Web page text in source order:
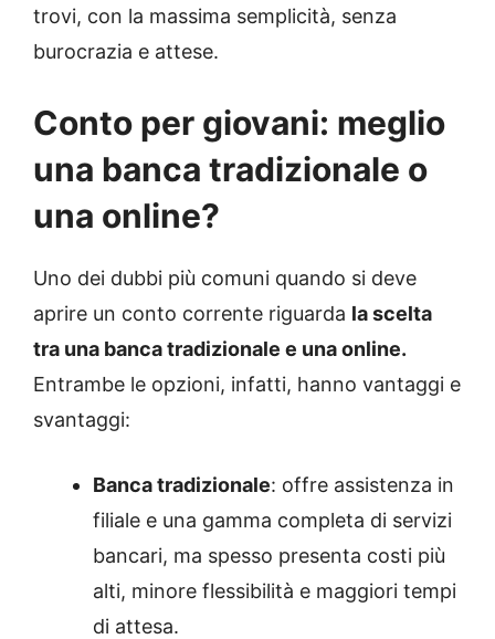
trovi, con la massima semplicità, senza
burocrazia e attese.
Conto per giovani: meglio
una banca tradizionale o
una online?
Uno dei dubbi più comuni quando si deve
aprire un conto corrente riguarda la scelta
tra una banca tradizionale e una online.
Entrambe le opzioni, infatti, hanno vantaggi e
svantaggi:
Banca tradizionale: offre assistenza in
filiale e una gamma completa di servizi
bancari, ma spesso presenta costi più
alti, minore flessibilità e maggiori tempi
di attesa.